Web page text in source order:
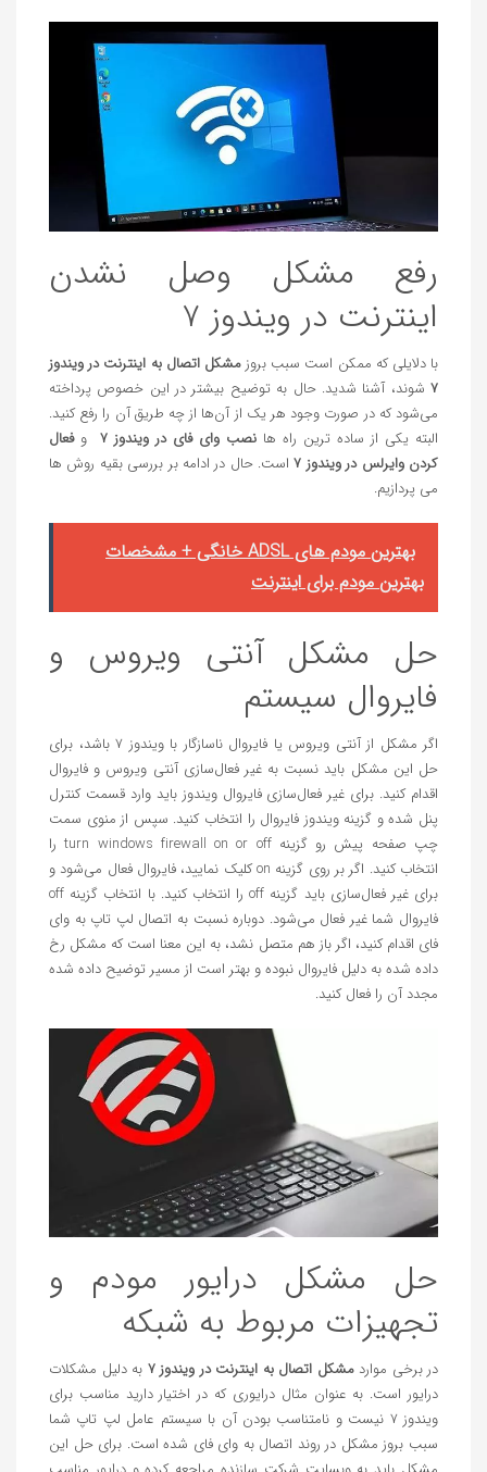
رفع مشکل وصل نشدن
اینترنت در ویندوز 7
با دلایلی که ممکن است سبب بروزمشکل اتصال به اینترنت در ویندوز
7 شوند، آشنا شدید. حال به توضیح بیشتر در این خصوص پرداخته
می‌شود که در صورت وجود هر یک از آن‌ها از چه طریق آن را رفع کنید.
البته یکی از ساده ترین راه ها نصب وای فای در ویندوز 7 وفعال
كردن وايرلس در ويندوز 7 است. حال در ادامه بر بررسی بقیه روش ها
می پردازیم.
بهترین مودم های ADSL خانگی + مشخصات
بهترین مودم برای اینترنت
حل مشکل آنتی ویروس و
فایروال سیستم
اگر مشکل از آنتی ویروس یا فایروال ناسازگار با ویندوز 7 باشد، برای
حل این مشکل باید نسبت به غیر فعال‌سازی آنتی ویروس و فایروال
اقدام کنید. برای غیر فعال‌سازی فایروال ویندوز باید وارد قسمت کنترل
پنل شده و گزینه ویندوز فایروال را انتخاب کنید. سپس از منوی سمت
چپ صفحه پیش رو گزینه turn windows firewall on or off را
انتخاب کنید. اگر بر روی گزینه on کلیک نمایید، فایروال فعال می‌شود و
برای غیر فعال‌سازی باید گزینه off را انتخاب کنید. با انتخاب گزینه off
فایروال شما غیر فعال می‌شود. دوباره نسبت به اتصال لپ تاپ به وای
فای اقدام کنید، اگر باز هم متصل نشد، به این معنا است که مشکل رخ
داده شده به دلیل فایروال نبوده و بهتر است از مسیر توضیح داده شده
مجدد آن را فعال کنید.
حل مشکل درایور مودم و
تجهیزات مربوط به شبکه
در برخی مواردمشکل اتصال به اینترنت در ویندوز 7 به دلیل مشکلات
درایور است. به عنوان مثال درایوری که در اختیار دارید مناسب برای
ویندوز 7 نیست و نامتناسب بودن آن با سیستم عامل لپ تاپ شما
سبب بروز مشکل در روند اتصال به وای فای شده است. برای حل این